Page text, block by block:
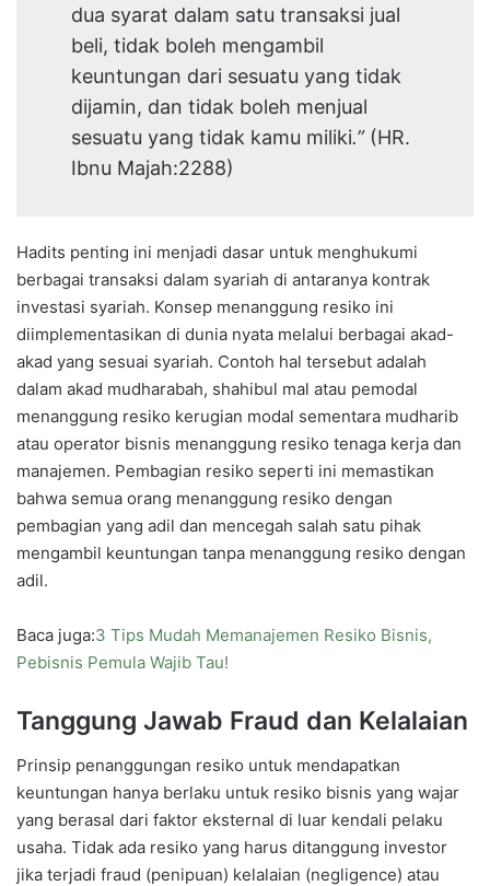
dua syarat dalam satu transaksi jual
beli, tidak boleh mengambil
keuntungan dari sesuatu yang tidak
dijamin, dan tidak boleh menjual
sesuatu yang tidak kamu miliki.”(HR.
Ibnu Majah:2288)
Hadits penting ini menjadi dasar untuk menghukumi
berbagai transaksi dalam syariah di antaranya kontrak
investasi syariah. Konsep menanggung resiko ini
diimplementasikan di dunia nyata melalui berbagai akad-
akad yang sesuai syariah. Contoh hal tersebut adalah
dalam akad mudharabah, shahibul mal atau pemodal
menanggung resiko kerugian modal sementara mudharib
atau operator bisnis menanggung resiko tenaga kerja dan
manajemen. Pembagian resiko seperti ini memastikan
bahwa semua orang menanggung resiko dengan
pembagian yang adil dan mencegah salah satu pihak
mengambil keuntungan tanpa menanggung resiko dengan
adil.
Baca juga:3 Tips Mudah Memanajemen Resiko Bisnis,
Pebisnis Pemula Wajib Tau!
Tanggung Jawab Fraud dan Kelalaian
Prinsip penanggungan resiko untuk mendapatkan
keuntungan hanya berlaku untuk resiko bisnis yang wajar
yang berasal dari faktor eksternal di luar kendali pelaku
usaha. Tidak ada resiko yang harus ditanggung investor
jika terjadi fraud (penipuan) kelalaian (negligence) atau